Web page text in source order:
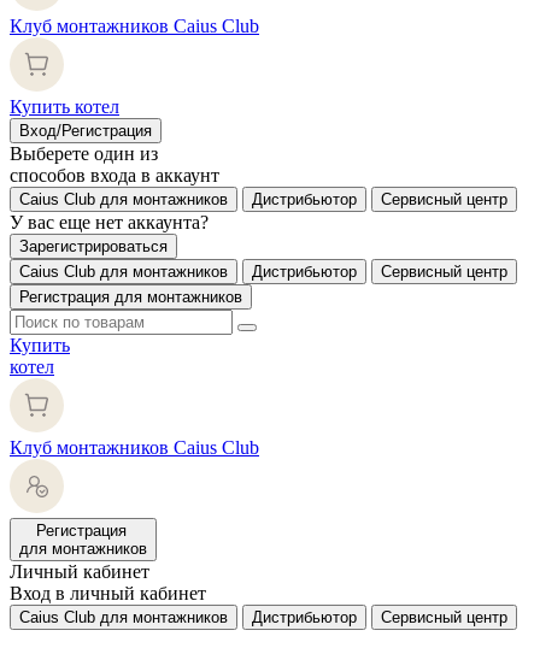
Клуб монтажников Caius Club
Купить котел
Вход/Регистрация
Выберете один из
способов входа в аккаунт
Caius Club для монтажников Дистрибьютор Сервисный центр
У вас еще нет аккаунта?
Зарегистрироваться
Caius Club для монтажников
Дистрибьютор
Сервисный центр
Регистрация для монтажников
Купить
котел
Клуб монтажников Caius Club
Регистрация
для монтажников
Личный кабинет
Вход в личный кабинет
Caius Club для монтажников Дистрибьютор Сервисный центр